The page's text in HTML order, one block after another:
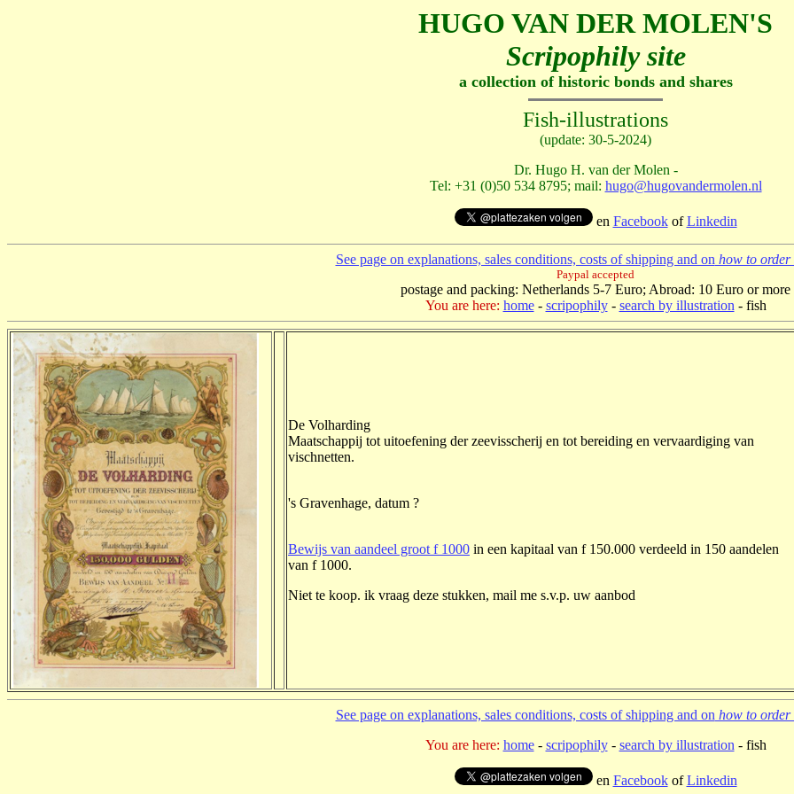
HUGO VAN DER MOLEN'S
Scripophily site
a collection of historic bonds and shares
Fish-illustrations
(update: 30-5-2024)
Dr. Hugo H. van der Molen -
Tel: +31 (0)50 534 8795; mail: hugo@hugovandermolen.nl
en FacebookofLinkedin
See page on explanations, sales conditions, costs of shipping and on how to order
Paypal accepted
postage and packing: Netherlands 5-7 Euro; Abroad: 10 Euro or more
You are here: home- scripophily- search by illustration - fish
De Volharding
Maatschappij tot uitoefening der zeevisscherij en tot bereiding en vervaardiging van
vischnetten.
's Gravenhage, datum ?
Bewijs van aandeel groot f 1000 in een kapitaal van f 150.000 verdeeld in 150 aandelen
van f 1000.
Niet te koop. ik vraag deze stukken, mail me s.v.p. uw aanbod
See page on explanations, sales conditions, costs of shipping and on how to order
You are here: home- scripophily- search by illustration - fish
en FacebookofLinkedin